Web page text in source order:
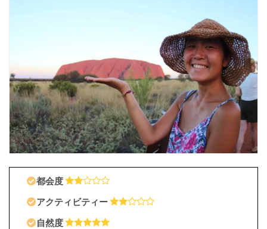
都会度
アクティビティー
自然度